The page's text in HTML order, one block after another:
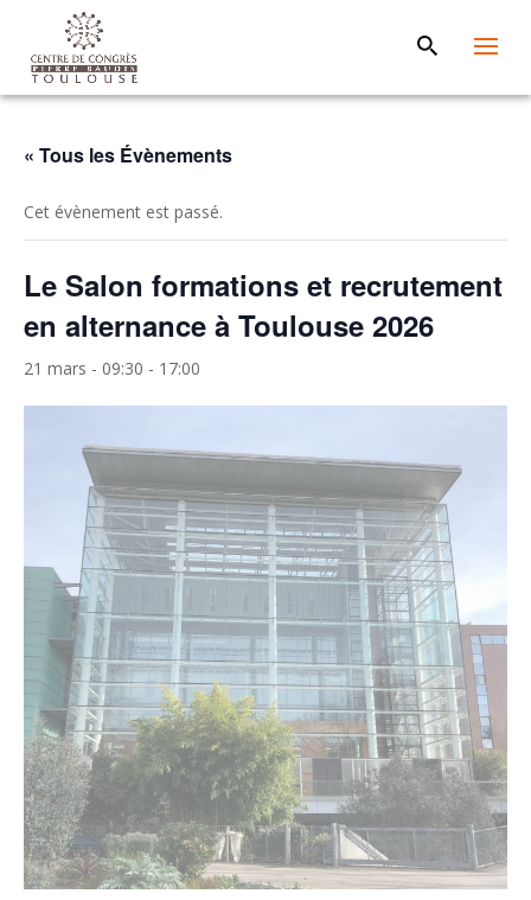
« Tous les Évènements
Cet évènement est passé.
Le Salon formations et recrutement
en alternance à Toulouse 2026
21 mars - 09:30 - 17:00